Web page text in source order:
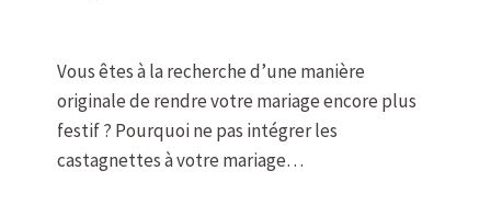
Vous êtes à la recherche d’une manière
originale de rendre votre mariage encore plus
festif ? Pourquoi ne pas intégrer les
castagnettes à votre mariage…